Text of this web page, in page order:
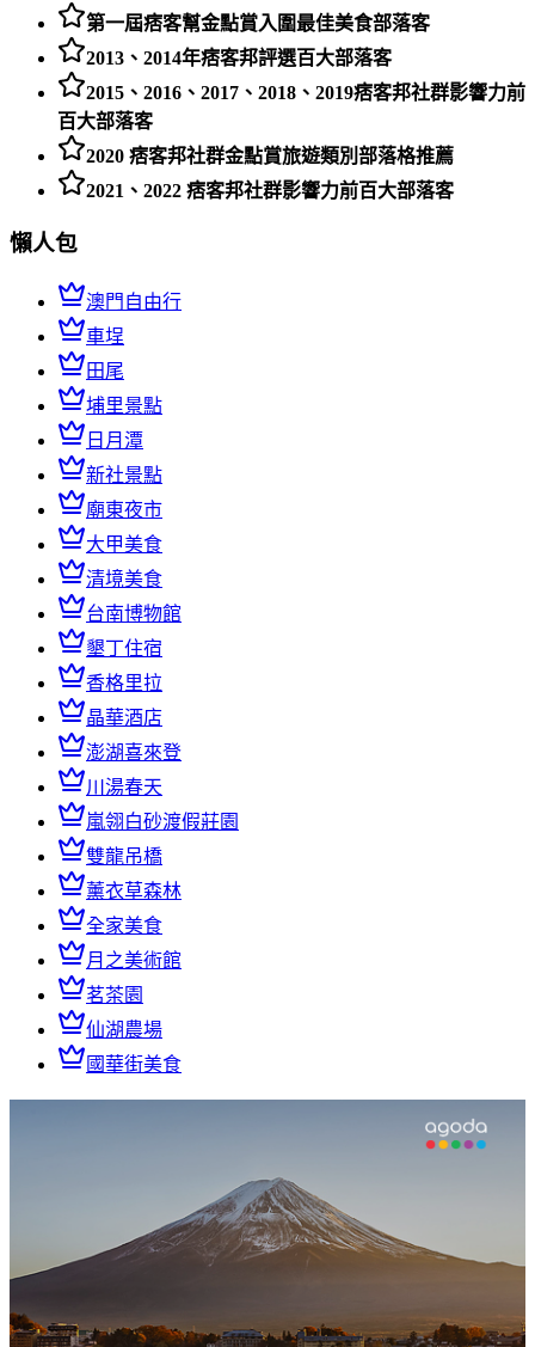
第一屆痞客幫金點賞入圍最佳美食部落客
2013、2014年痞客邦評選百大部落客
2015、2016、2017、2018、2019痞客邦社群影響力前
百大部落客
2020 痞客邦社群金點賞旅遊類別部落格推薦
2021、2022 痞客邦社群影響力前百大部落客
懶人包
澳門自由行
車埕
田尾
埔里景點
日月潭
新社景點
廟東夜市
大甲美食
清境美食
台南博物館
墾丁住宿
香格里拉
晶華酒店
澎湖喜來登
川湯春天
嵐翎白砂渡假莊園
雙龍吊橋
薰衣草森林
全家美食
月之美術館
茗茶園
仙湖農場
國華街美食